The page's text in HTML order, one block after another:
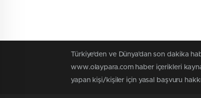
Türkiye'den ve Dünya’dan son dakika
www.olaypara.com haber içerikleri
yapan kişi/kişiler için yasal başvuru